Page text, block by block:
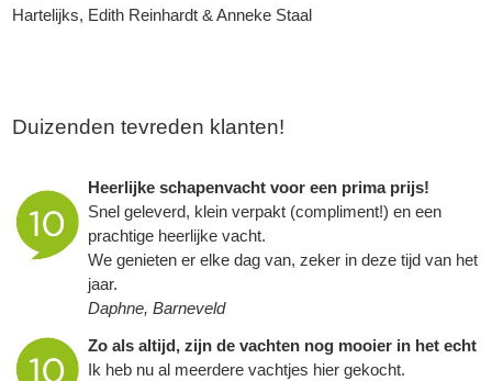
Hartelijks, Edith Reinhardt & Anneke Staal
Duizenden tevreden klanten!
Heerlijke schapenvacht voor een prima prijs!
Snel geleverd, klein verpakt (compliment!) en een
prachtige heerlijke vacht.
We genieten er elke dag van, zeker in deze tijd van het
jaar.
Daphne, Barneveld
Zo als altijd, zijn de vachten nog mooier in het echt
Ik heb nu al meerdere vachtjes hier gekocht.